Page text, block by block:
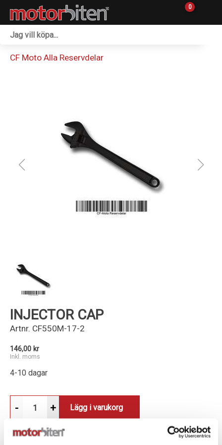
0
Reservdelar
Sprängskisser
CF Moto Alla Reservdelar
INJECTOR CAP
Artnr. CF550M-17-2
146,00 kr
Inkl. moms
4-10 dagar
- + Lägg i varukorg